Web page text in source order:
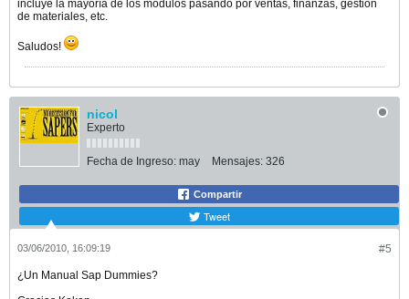
incluye la mayoría de los módulos pasando por ventas, finanzas, gestión
de materiales, etc.
Saludos!
nicol
Experto
Fecha de Ingreso: may Mensajes: 326
Compartir
Tweet
#5
03/06/2010, 16:09:19
¿Un Manual Sap Dummies?